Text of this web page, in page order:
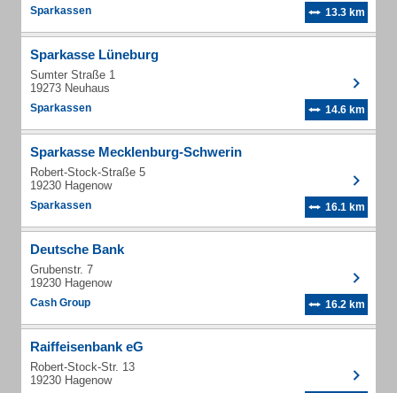
Sparkassen 13.3 km
Sparkasse Lüneburg
Sumter Straße 1
19273 Neuhaus
Sparkassen 14.6 km
Sparkasse Mecklenburg-Schwerin
Robert-Stock-Straße 5
19230 Hagenow
Sparkassen 16.1 km
Deutsche Bank
Grubenstr. 7
19230 Hagenow
Cash Group 16.2 km
Raiffeisenbank eG
Robert-Stock-Str. 13
19230 Hagenow